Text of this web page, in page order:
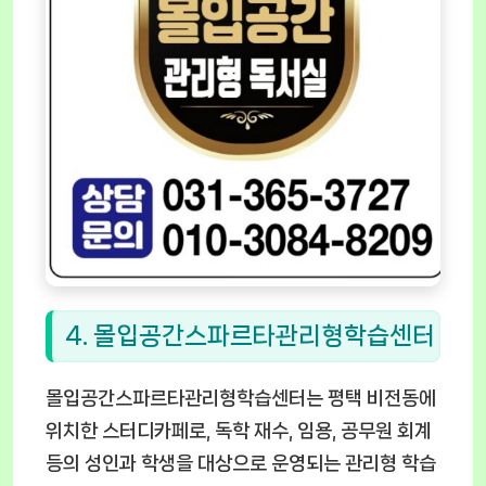
4. 몰입공간스파르타관리형학습센터
몰입공간스파르타관리형학습센터는 평택 비전동에
위치한 스터디카페로, 독학 재수, 임용, 공무원 회계
등의 성인과 학생을 대상으로 운영되는 관리형 학습